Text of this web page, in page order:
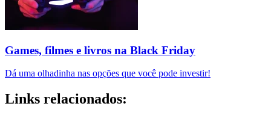
Games, filmes e livros na Black Friday
Dá uma olhadinha nas opções que você pode investir!
Links relacionados: